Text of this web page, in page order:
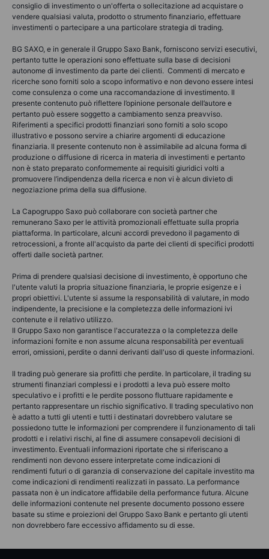
consiglio di investimento o un'offerta o sollecitazione ad acquistare o
vendere qualsiasi valuta, prodotto o strumento finanziario, effettuare
investimenti o partecipare a una particolare strategia di trading.
BG SAXO, e in generale il Gruppo Saxo Bank, forniscono servizi esecutivi,
pertanto tutte le operazioni sono effettuate sulla base di decisioni
autonome di investimento da parte dei clienti. Commenti di mercato e
ricerche sono forniti solo a scopo informativo e non devono essere intesi
come consulenza o come una raccomandazione di investimento. Il
presente contenuto può riflettere l’opinione personale dell’autore e
pertanto può essere soggetto a cambiamento senza preavviso.
Riferimenti a specifici prodotti finanziari sono forniti a solo scopo
illustrativo e possono servire a chiarire argomenti di educazione
finanziaria. Il presente contenuto non è assimilabile ad alcuna forma di
produzione o diffusione di ricerca in materia di investimenti e pertanto
non è stato preparato conformemente ai requisiti giuridici volti a
promuovere l’indipendenza della ricerca e non vi è alcun divieto di
negoziazione prima della sua diffusione.
La Capogruppo Saxo può collaborare con società partner che
remunerano Saxo per le attività promozionali effettuate sulla propria
piattaforma. In particolare, alcuni accordi prevedono il pagamento di
retrocessioni, a fronte all'acquisto da parte dei clienti di specifici prodotti
offerti dalle società partner.
Prima di prendere qualsiasi decisione di investimento, è opportuno che
l'utente valuti la propria situazione finanziaria, le proprie esigenze e i
propri obiettivi. L'utente si assume la responsabilità di valutare, in modo
indipendente, la precisione e la completezza delle informazioni ivi
contenute e il relativo utilizzo.
Il Gruppo Saxo non garantisce l'accuratezza o la completezza delle
informazioni fornite e non assume alcuna responsabilità per eventuali
errori, omissioni, perdite o danni derivanti dall'uso di queste informazioni.
Il trading può generare sia profitti che perdite. In particolare, il trading su
strumenti finanziari complessi e i prodotti a leva può essere molto
speculativo e i profitti e le perdite possono fluttuare rapidamente e
pertanto rappresentare un rischio significativo. Il trading speculativo non
è adatto a tutti gli utenti e tutti i destinatari dovrebbero valutare se
possiedono tutte le informazioni per comprendere il funzionamento di tali
prodotti e i relativi rischi, al fine di assumere consapevoli decisioni di
investimento. Eventuali informazioni riportate che si riferiscano a
rendimenti non devono essere interpretate come indicazioni di
rendimenti futuri o di garanzia di conservazione del capitale investito ma
come indicazioni di rendimenti realizzati in passato. La performance
passata non è un indicatore affidabile della performance futura. Alcune
delle informazioni contenute nel presente documento possono essere
basate su stime e proiezioni del Gruppo Saxo Bank e pertanto gli utenti
non dovrebbero fare eccessivo affidamento su di esse.